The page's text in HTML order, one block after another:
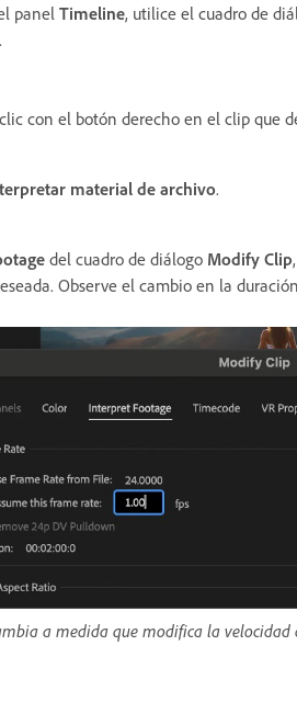
panel Timeline, utilice el cuadro de
con el botón derecho en el clip que
material de archivo.
del cuadro de diálogo Modify Clip
Observe el cambio en la
a medida que modifica la velocidad